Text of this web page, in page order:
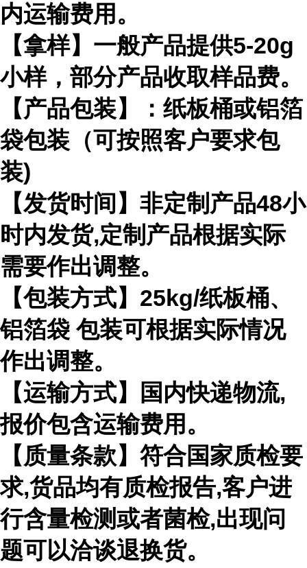
内运输费用。
【拿样】一般产品提供5-20g
小样，部分产品收取样品费。
【产品包装】：纸板桶或铝箔
袋包装（可按照客户要求包
装)
【发货时间】非定制产品48小
时内发货,定制产品根据实际
需要作出调整。
【包装方式】25kg/纸板桶、
铝箔袋 包装可根据实际情况
作出调整。
【运输方式】国内快递物流,
报价包含运输费用。
【质量条款】符合国家质检要
求,货品均有质检报告,客户进
行含量检测或者菌检,出现问
题可以洽谈退换货。